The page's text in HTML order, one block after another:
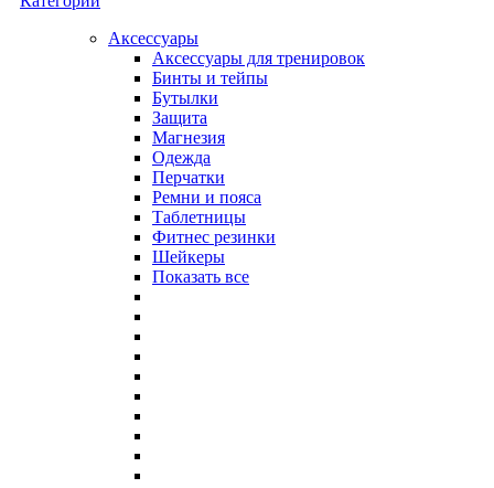
Аксессуары
Аксессуары для тренировок
Бинты и тейпы
Бутылки
Защита
Магнезия
Одежда
Перчатки
Ремни и пояса
Таблетницы
Фитнес резинки
Шейкеры
Показать все